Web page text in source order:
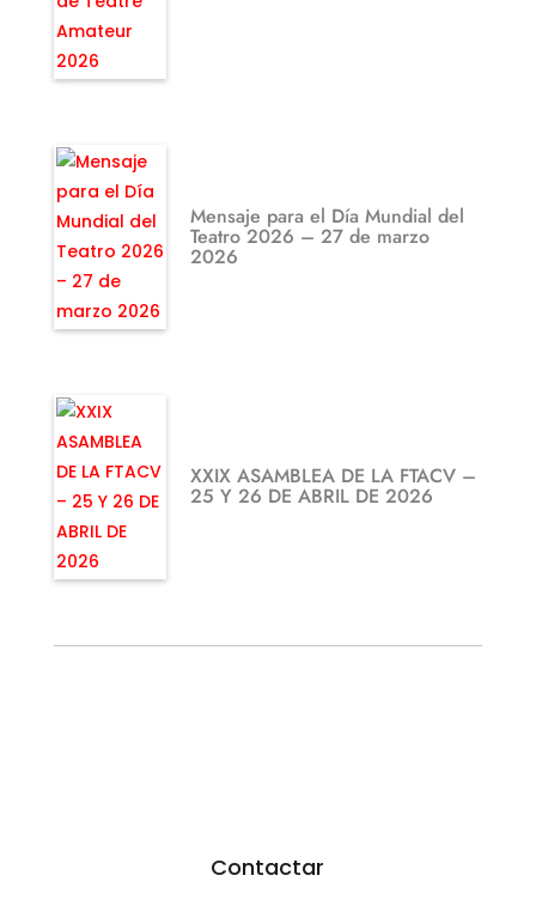
Mensaje para el Día Mundial del
Teatro 2026 – 27 de marzo
2026
XXIX ASAMBLEA DE LA FTACV –
25 Y 26 DE ABRIL DE 2026
Contactar